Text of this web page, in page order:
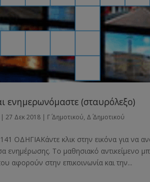
ενημερωνόμαστε (σταυρόλεξο)
| 27 Δεκ 2018 | Γ΄ Δημοτικού, Δ΄ Δημοτικού
ΟΔΗΓΙΑΚάντε κλικ στην εικόνα για να
ενημέρωσης. Το μαθησιακό αντικείμενο
αφορούν στην επικοινωνία και την...